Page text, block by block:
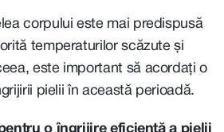
corpului este mai predispusă
temperaturilor scăzute și
este important să acordați o
pielii în această perioadă.
o îngrijire eficientă a pielii